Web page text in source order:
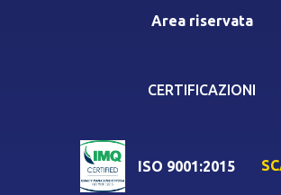
Area riservata
CERTIFICAZIONI
ISO 9001:2015